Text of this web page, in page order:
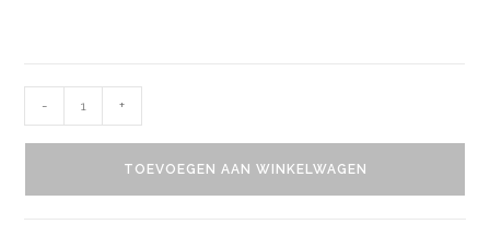
- +
TOEVOEGEN AAN WINKELWAGEN